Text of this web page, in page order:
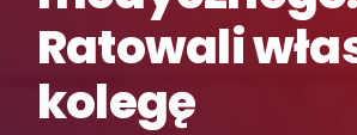
Ratowali
kolegę